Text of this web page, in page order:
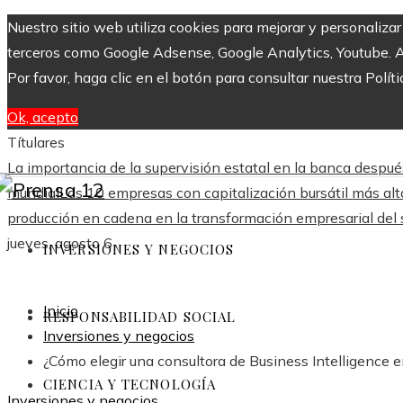
Nuestro sitio web utiliza cookies para mejorar y
terceros como Google Adsense, Google Analytics,
Por favor, haga clic en el botón para consultar nuestra
Ok, acepto
Títulares
La importancia de la supervisión estatal en la banca
mundialLas 10 empresas con capitalización bursátil más
producción en cadena en la transformación empresarial del
jueves, agosto 6
INVERSIONES Y NEGOCIOS
RESPONSABILIDAD SOCIAL
CIENCIA Y TECNOLOGÍA
Inicio
Inversiones y negocios
¿Cómo elegir una consultora de Business Intelligence